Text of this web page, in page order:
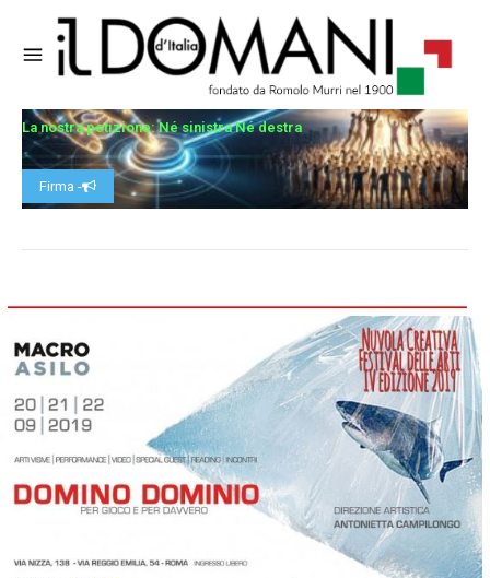
La nostra petizione: Né sinistra Né destra
Firma -